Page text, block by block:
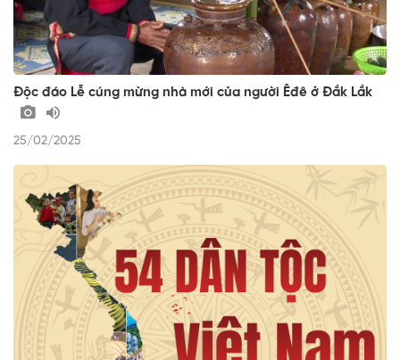
Độc đáo Lễ cúng mừng nhà mới của người Êđê ở Đắk Lắk
25/02/2025